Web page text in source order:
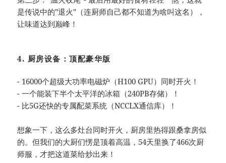
是传说中的"退火"（连厨师自己都不知道为啥叫这名），
让味道达到巅峰！
4. 厨房设备：顶配豪华版
- 16000个超级大功率电磁炉（H100 GPU）同时开火！
- 一个能装下半个太平洋的冰箱（240PB存储）！
- 比5G还快的专属配菜系统（NCCLX通信库）！
想象一下，这么多灶台同时开火，厨房里热得跟桑拿房似
的。但我们的大厨们愣是顶着高温，54天里换了466次厨
师服，才把这道菜给炒出来！